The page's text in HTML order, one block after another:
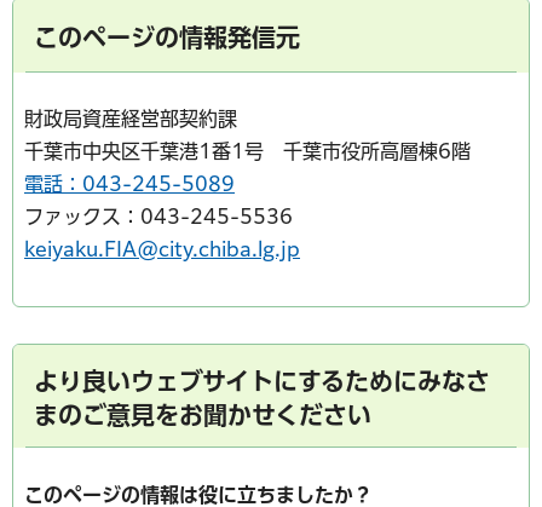
このページの情報発信元
財政局資産経営部契約課
千葉市中央区千葉港1番1号 千葉市役所高層棟6階
電話：043-245-5089
ファックス：043-245-5536
keiyaku.FIA@city.chiba.lg.jp
より良いウェブサイトにするためにみなさ
まのご意見をお聞かせください
このページの情報は役に立ちましたか？